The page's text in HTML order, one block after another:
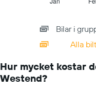
categories.
The
Bilar i
Alla
Hur mycket kostar
Westend?